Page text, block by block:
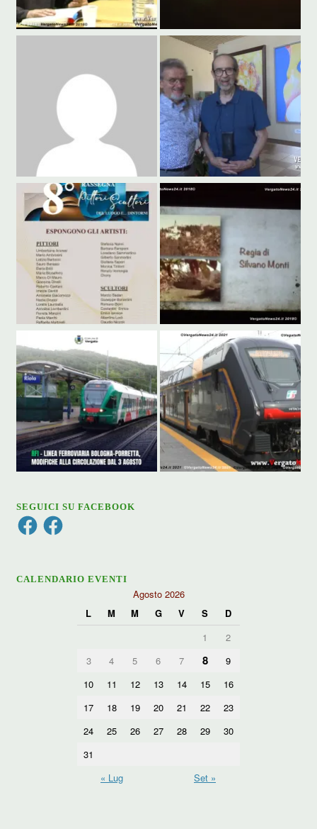
SEGUICI SU FACEBOOK
FacebookFacebook
CALENDARIO EVENTI
Agosto 2026
L
M M G V S
D
1
2
3
4 5 6 7 8
9
10
11 12 13 14 15
16
17
18 19 20 21 22
23
24
25 26 27 28 29
30
31
« Lug
Set »